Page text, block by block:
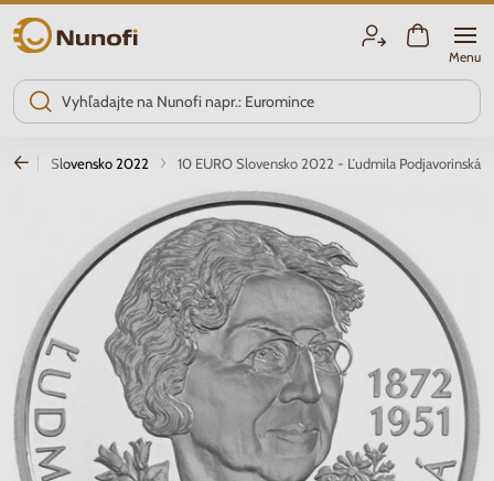
Nunofi.sk
Menu
Slovensko 2022 10 EURO Slovensko 2022 - Ľudmila Podjavorinská